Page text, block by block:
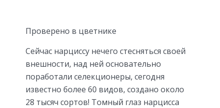
Проверено в цветнике
Сейчас нарциссу нечего стесняться своей
внешности, над ней основательно
поработали селекционеры, сегодня
известно более 60 видов, создано около
28 тысяч сортов! Томный глаз нарцисса